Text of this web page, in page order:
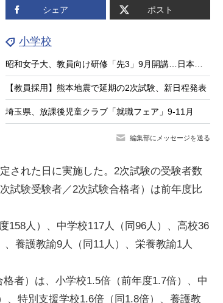
シェア ポスト
小学校
昭和女子大、教員向け研修「先3」9月開講…日本の教育の強みに着目
【教員採用】熊本地震で延期の2次試験、新日程発表
埼玉県、放課後児童クラブ「就職フェア」9-11月
編集部にメッセージを送る
された日に実施した。2次試験の受験者数
試験受験者／2次試験合格者）は前年度比
人）、中学校117人（同96人）、高校36
養護教諭9人（同11人）、栄養教諭1人
者）は、小学校1.5倍（前年度1.7倍）、中
、特別支援学校1.6倍（同1.8倍）、養護教